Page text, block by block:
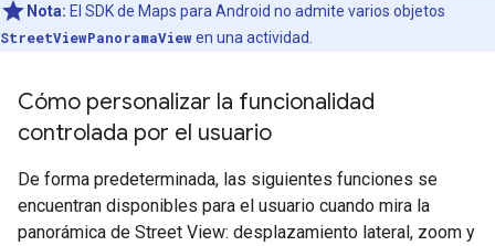
Nota: El SDK de Maps para Android no admite varios objetos
StreetViewPanoramaViewen una actividad.
Cómo personalizar la funcionalidad
controlada por el usuario
De forma predeterminada, las siguientes funciones se
encuentran disponibles para el usuario cuando mira la
panorámica de Street View: desplazamiento lateral, zoom y